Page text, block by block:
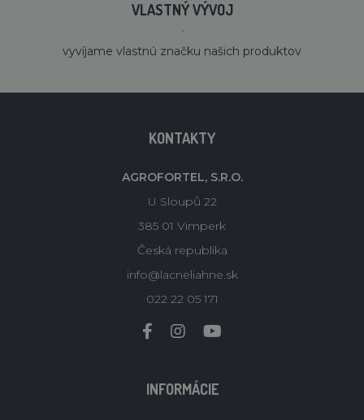
VLASTNÝ VÝVOJ
´
vyvíjame vlastnú značku našich produktov
KONTAKTY
AGROFORTEL, S.R.O.
U Sloupů 22
385 01 Vimperk
Česká republika
info@lacneliahne.sk
022 22 05 171
INFORMÁCIE